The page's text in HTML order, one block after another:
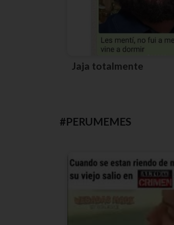
Jaja totalmente
#PERUMEMES